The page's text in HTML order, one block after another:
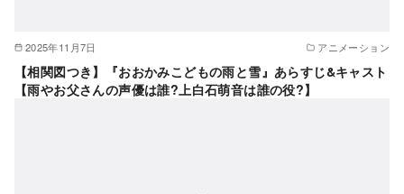
2025年11月7日 アニメーション
【相関図つき】『おおかみこどもの雨と雪』あらすじ&キャスト
【雨やお父さんの声優は誰?上白石萌音は誰の役?】